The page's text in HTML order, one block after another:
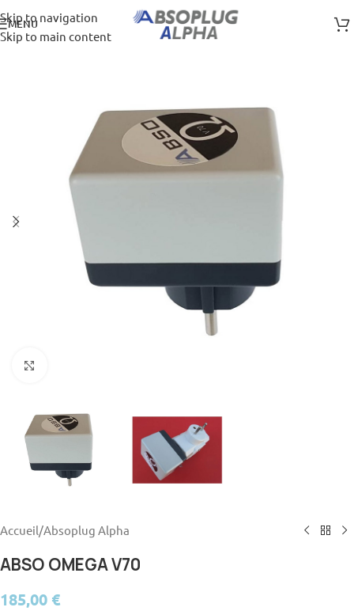
Skip to navigation
Skip to main content
MENU
Accueil/Absoplug Alpha
ABSO OMEGA V70
185,00 €